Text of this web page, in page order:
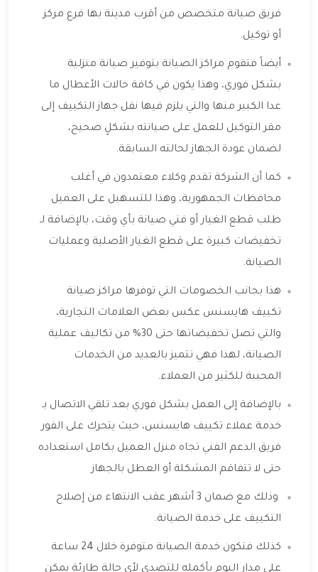
فريق صيانة متخصص من أقرب مدينة بها فرع مركز
أو توكيل.
أيضاً فتقوم مراكز الصيانة بتوفير صيانة منزلية
بشكل فوري، وهذا يكون في كافة حالات الأعطال ما
عدا الكبير منها والتي يلزم فيها نقل جهاز التكييف إلى
مقر التوكيل للعمل على صيانته بشكلٍ صحيح،
لضمان عودة الجهاز لحالته السابقة.
كما أن الشركة تقدم وكلاء معتمدون في أغلب
محافظات الجمهورية، وهذا للتسهيل على العميل
طلب قطع الغيار أو فني صيانة بأي وقت، بالإضافة لـ
تخفيضات كبيرة على قطع الغيار الأصلية وعمليات
الصيانة.
هذا بجانب الخصومات التي توفرها مراكز صيانة
تكييف هايسنس عكس بعض العلامات التجارية،
والتي تصل تخفيضاتها حتى 30% من تكاليف عملية
الصيانة، لهذا فهي تتميز بالعديد من الخدمات
المحببة للكثير من العملاء.
بالإضافة إلى العمل بشكل فوري بعد تلقي الاتصال بـ
خدمة عملاء تكييف هايسنس، حيث يتحرك على الفور
فريق الدعم الفني تجاه منزل العميل بكامل استعداده
حتى لا تتفاقم المشكلة أو العطل بالجهاز
وذلك مع ضمان 3 أشهر عقب الانتهاء من إصلاح
التكييف على خدمة الصيانة.
كذلك فتكون خدمة الصيانة متوفرة خلال 24 ساعة
على مدار اليوم بأكمله للتصدي لأي حالة طارئة يمكن